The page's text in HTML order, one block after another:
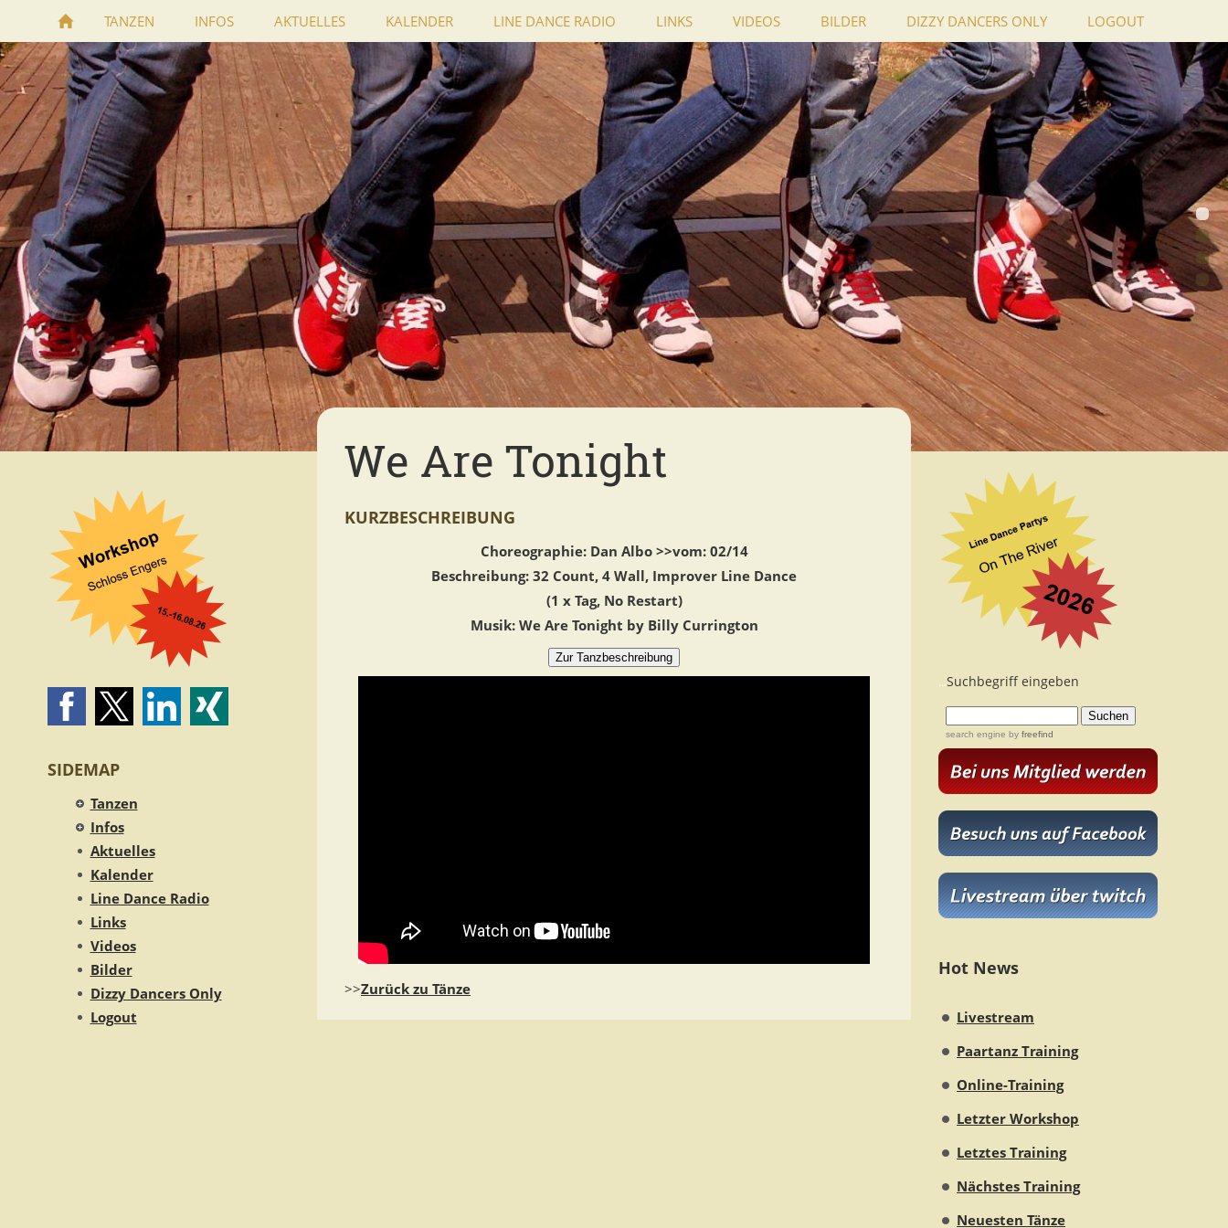
TANZEN INFOS AKTUELLES KALENDER LINE DANCE RADIO LINKS VIDEOS BILDER DIZZY DANCERS ONLY LOGOUT
SIDEMAP
Tanzen
Infos
Aktuelles
Kalender
Line Dance Radio
Links
Videos
Bilder
Dizzy Dancers Only
Logout
We Are Tonight
KURZBESCHREIBUNG
Choreographie: Dan Albo >>vom: 02/14
Beschreibung: 32 Count, 4 Wall, Improver Line Dance
(1 x Tag, No Restart)
Musik: We Are Tonight by Billy Currington
>>Zurück zu Tänze
...Suchbegriff eingeben
search engine by freefind
Hot News
Livestream
Paartanz Training
Online-Training
Letzter Workshop
Letztes Training
Nächstes Training
Neuesten Tänze